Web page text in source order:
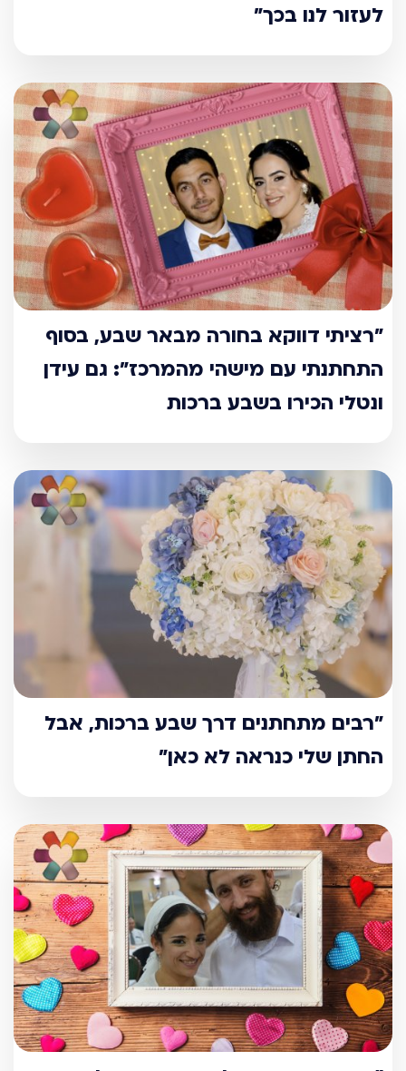
לעזור לנו בכך"
"רציתי דווקא בחורה מבאר שבע, בסוף
התחתנתי עם מישהי מהמרכז": גם עידן
ונטלי הכירו בשבע ברכות
"רבים מתחתנים דרך שבע ברכות, אבל
החתן שלי כנראה לא כאן"